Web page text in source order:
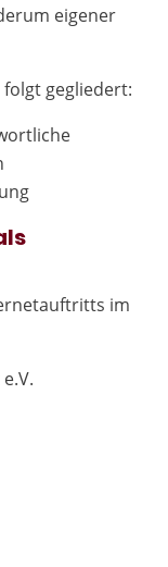
eigener
gegliedert:
im